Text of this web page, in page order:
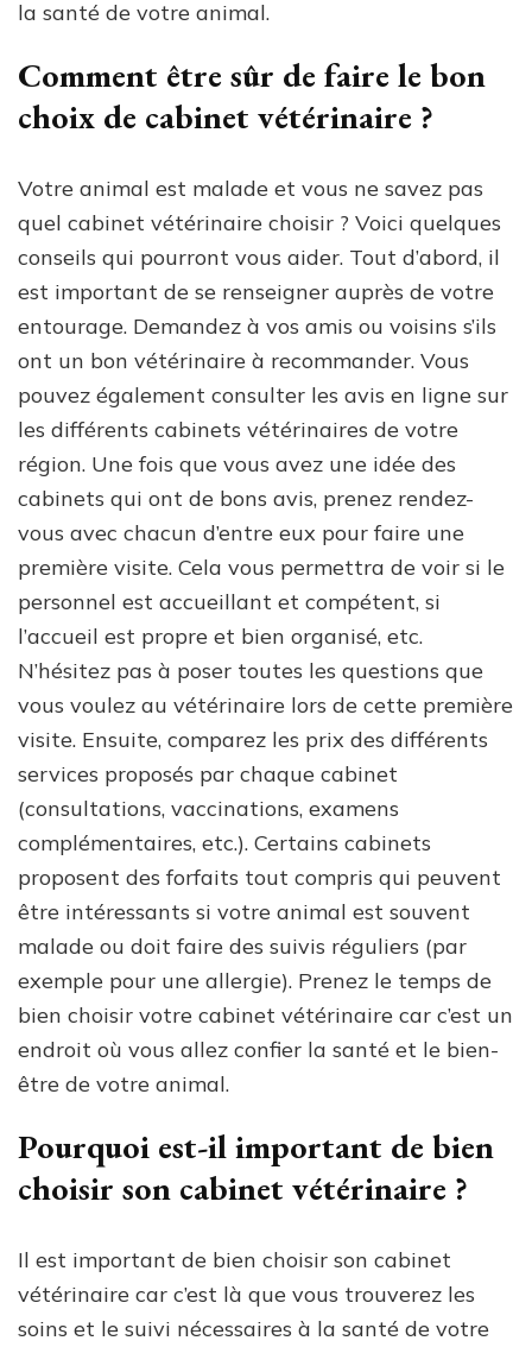
la santé de votre animal.
Comment être sûr de faire le bon
choix de cabinet vétérinaire ?
Votre animal est malade et vous ne savez pas
quel cabinet vétérinaire choisir ? Voici quelques
conseils qui pourront vous aider. Tout d’abord, il
est important de se renseigner auprès de votre
entourage. Demandez à vos amis ou voisins s’ils
ont un bon vétérinaire à recommander. Vous
pouvez également consulter les avis en ligne sur
les différents cabinets vétérinaires de votre
région. Une fois que vous avez une idée des
cabinets qui ont de bons avis, prenez rendez-
vous avec chacun d’entre eux pour faire une
première visite. Cela vous permettra de voir si le
personnel est accueillant et compétent, si
l’accueil est propre et bien organisé, etc.
N’hésitez pas à poser toutes les questions que
vous voulez au vétérinaire lors de cette première
visite. Ensuite, comparez les prix des différents
services proposés par chaque cabinet
(consultations, vaccinations, examens
complémentaires, etc.). Certains cabinets
proposent des forfaits tout compris qui peuvent
être intéressants si votre animal est souvent
malade ou doit faire des suivis réguliers (par
exemple pour une allergie). Prenez le temps de
bien choisir votre cabinet vétérinaire car c’est un
endroit où vous allez confier la santé et le bien-
être de votre animal.
Pourquoi est-il important de bien
choisir son cabinet vétérinaire ?
Il est important de bien choisir son cabinet
vétérinaire car c’est là que vous trouverez les
soins et le suivi nécessaires à la santé de votre